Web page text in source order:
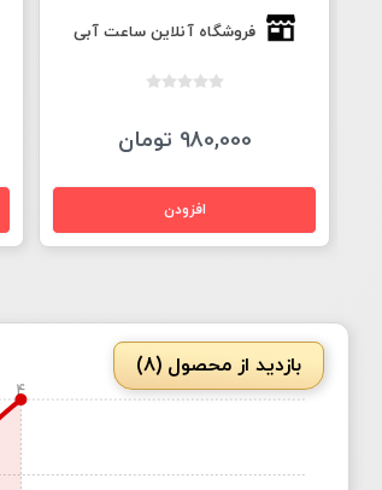
فروشگاه آنلاین ساعت آبی
980,000 تومان
بازدید از محصول (8)
4